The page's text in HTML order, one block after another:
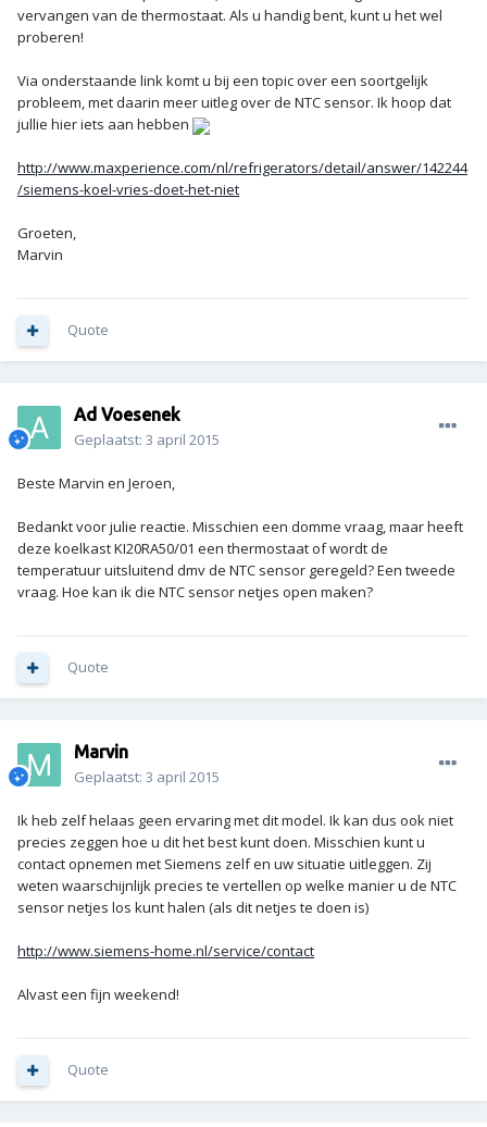
vervangen van de thermostaat. Als u handig bent, kunt u het wel
proberen!
Via onderstaande link komt u bij een topic over een soortgelijk
probleem, met daarin meer uitleg over de NTC sensor. Ik hoop dat
jullie hier iets aan hebben
http://www.maxperience.com/nl/refrigerators/detail/answer/142244
/siemens-koel-vries-doet-het-niet
Groeten,
Marvin
Quote
Ad Voesenek
Geplaatst: 3 april 2015
Beste Marvin en Jeroen,
Bedankt voor julie reactie. Misschien een domme vraag, maar heeft
deze koelkast KI20RA50/01 een thermostaat of wordt de
temperatuur uitsluitend dmv de NTC sensor geregeld? Een tweede
vraag. Hoe kan ik die NTC sensor netjes open maken?
Quote
Marvin
Geplaatst: 3 april 2015
Ik heb zelf helaas geen ervaring met dit model. Ik kan dus ook niet
precies zeggen hoe u dit het best kunt doen. Misschien kunt u
contact opnemen met Siemens zelf en uw situatie uitleggen. Zij
weten waarschijnlijk precies te vertellen op welke manier u de NTC
sensor netjes los kunt halen (als dit netjes te doen is)
http://www.siemens-home.nl/service/contact
Alvast een fijn weekend!
Quote